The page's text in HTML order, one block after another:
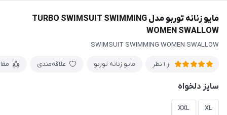
مایو زنانه توربو مدل TURBO SWIMSUIT SWIMMING
WOMEN SWALLOW
SWIMSUIT SWIMMING WOMEN SWALLOW
از 1 نظر مایو زنانه توربو علاقه‌مندی
سایز دلخواه
XL
XXL